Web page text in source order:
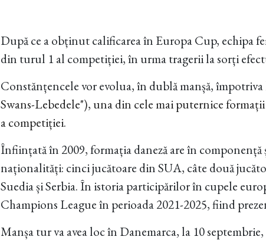
După ce a obținut calificarea în Europa Cup, echipa
din turul 1 al competiției, în urma tragerii la sorți
Constănțencele vor evolua, în dublă manșă,
Swans-Lebedele"), una din cele mai puternice
a competiției.
Înființată în 2009, formația daneză are în
naționalități: cinci jucătoare din SUA, câte două
Suedia și Serbia. În istoria participărilor în cupele
Champions League în perioada 2021-2025, fiind
Manșa tur va avea loc în Danemarca, la 10